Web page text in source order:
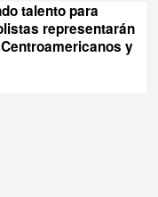
talento para
representarán
y